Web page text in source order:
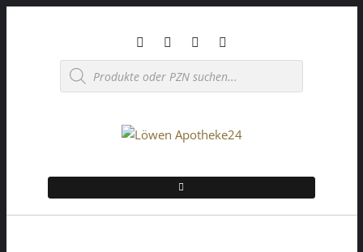
Skip
Products
search